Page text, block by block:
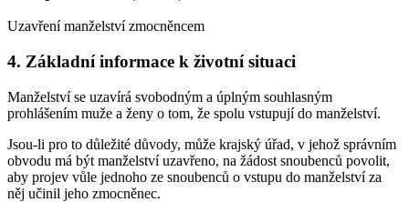
Uzavření manželství zmocněncem
4. Základní informace k životní situaci
Manželství se uzavírá svobodným a úplným souhlasným
prohlášením muže a ženy o tom, že spolu vstupují do manželství.
Jsou-li pro to důležité důvody, může krajský úřad, v jehož správním
obvodu má být manželství uzavřeno, na žádost snoubenců povolit,
aby projev vůle jednoho ze snoubenců o vstupu do manželství za
něj učinil jeho zmocněnec.